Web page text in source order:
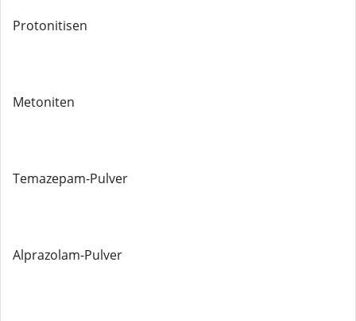
Protonitisen
Metoniten
Temazepam-Pulver
Alprazolam-Pulver